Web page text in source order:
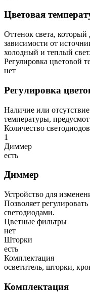
Цветовая
Оттенок света,
зависимости от
холодный и теплый свет.
Регулировка цветовой
нет
Регулировка
Наличие или
температуры,
Количество
1
Диммер
есть
Диммер
Устройство для
Позволяет
светодиодами.
Цветные фильтры
нет
Шторки
есть
Комплектация
осветитель, шторки,
Комплектация